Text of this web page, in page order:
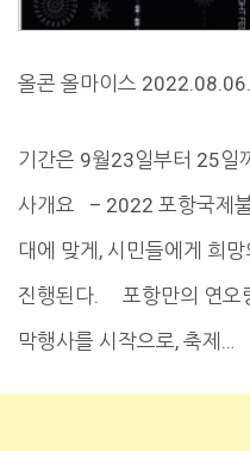
올콘 올마이스 2022.08.06.
기간은 9월23일부터 25일
사개요 – 2022 포항국제
대에 맞게, 시민들에게 희
진행된다. 포항만의 연오
막행사를 시작으로, 축제…